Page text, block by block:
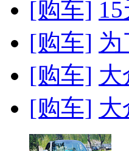
[购车]
[购车]
[购车] 大
[购车] 大